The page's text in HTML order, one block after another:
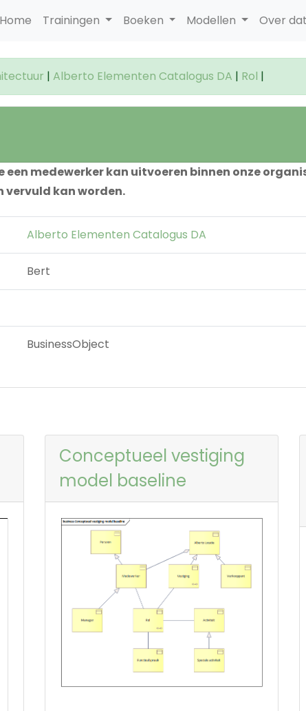
Home Trainingen Boeken Modellen Over
| Alberto Elementen Catalogus DA | Rol |
een medewerker kan uitvoeren binnen onze
vervuld kan worden.
Alberto Elementen Catalogus DA
Bert
BusinessObject
Conceptueel vestiging
model baseline